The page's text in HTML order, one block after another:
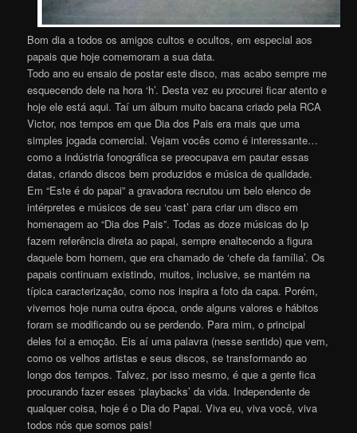
Bom dia a todos os amigos cultos e ocultos, em especial aos
papais que hoje comemoram a sua data.
Todo ano eu ensaio de postar este disco, mas acabo sempre me
esquecendo dele na hora ‘h’. Desta vez eu procurei ficar atento e
hoje ele está aqui. Taí um álbum muito bacana criado pela RCA
Victor, nos tempos em que Dia dos Pais era mais que uma
simples jogada comercial. Vejam vocês como é interessante…
como a indústria fonográfica se preocupava em pautar essas
datas, criando discos bem produzidos e música de qualidade.
Em “Este é do papai” a gravadora recrutou um belo elenco de
intérpretes e músicos de seu ‘cast’ para criar um disco em
homenagem ao “Dia dos Pais”. Todas as doze músicas do lp
fazem referência direta ao papai, sempre enaltecendo a figura
daquele bom homem, que era chamado de ‘chefe da família’. Os
papais continuam existindo, muitos, inclusive, se mantém na
típica caracterização, como nos inspira a foto da capa. Porém,
vivemos hoje numa outra época, onde alguns valores e hábitos
foram se modificando ou se perdendo. Para mim, o principal
deles foi a emoção. Eis aí uma palavra (nesse sentido) que vem,
como os velhos artistas e seus discos, se transformando ao
longo dos tempos. Talvez, por isso mesmo, é que a gente fica
procurando fazer esses ‘playbacks’ da vida. Independente de
qualquer coisa, hoje é o Dia do Papai. Viva eu, viva você, viva
todos nós que somos pais!